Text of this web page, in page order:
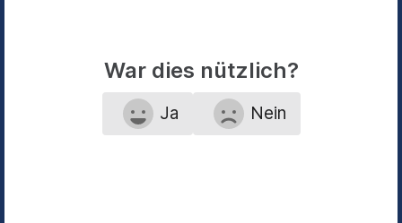
War dies nützlich?
Ja Nein